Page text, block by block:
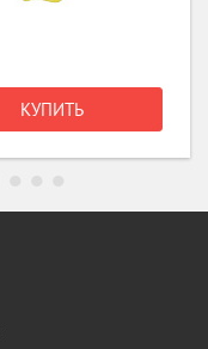
КУПИТЬ